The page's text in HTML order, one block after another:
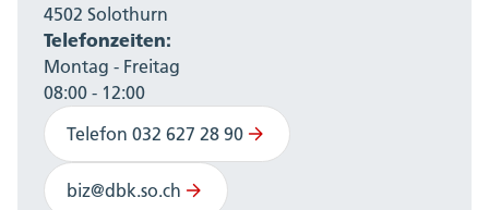
4502 Solothurn
Telefonzeiten:
Montag - Freitag
08:00 - 12:00
Telefon 032 627 28 90
biz@dbk.so.ch